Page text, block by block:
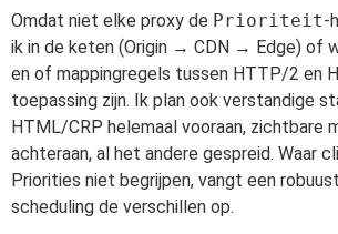
Omdat niet elke proxy de Prioriteit-
ik in de keten (Origin → CDN → Edge) of
en of mappingregels tussen HTTP/2 en
toepassing zijn. Ik plan ook verstandige
HTML/CRP helemaal vooraan, zichtbare
achteraan, al het andere gespreid. Waar
Priorities niet begrijpen, vangt een
scheduling de verschillen op.